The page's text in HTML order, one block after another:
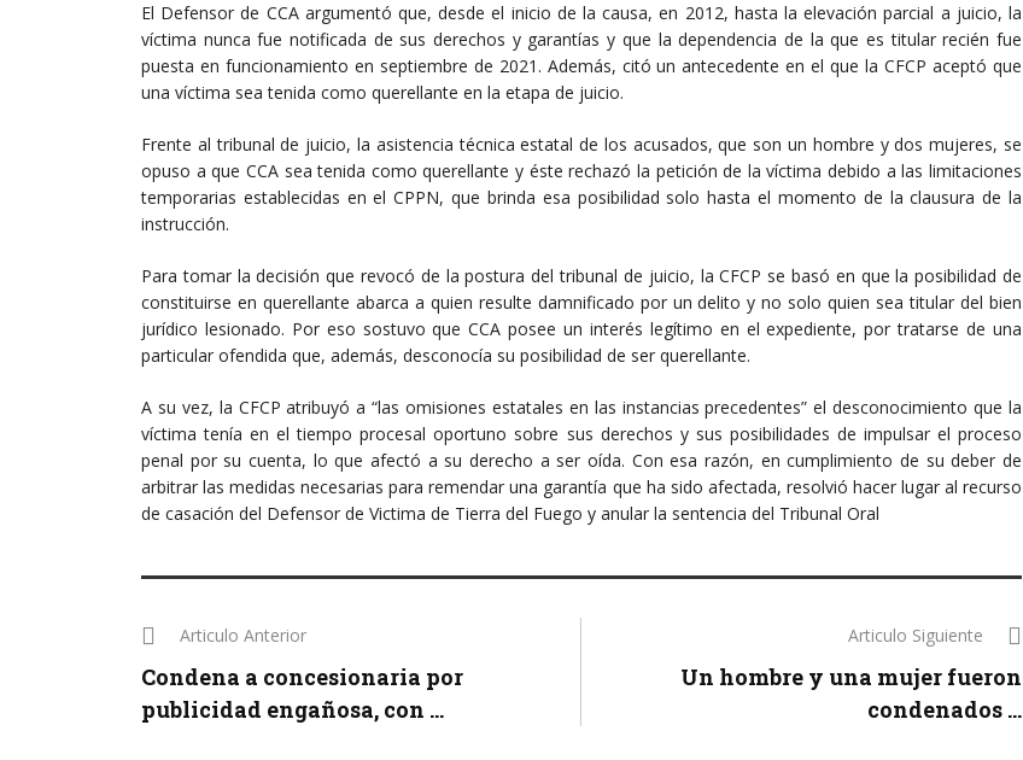
El Defensor de CCA argumentó que, desde el inicio de la causa, en 2012, hasta la elevación parcial a juicio, la
víctima nunca fue notificada de sus derechos y garantías y que la dependencia de la que es titular recién fue
puesta en funcionamiento en septiembre de 2021. Además, citó un antecedente en el que la CFCP aceptó que
una víctima sea tenida como querellante en la etapa de juicio.
Frente al tribunal de juicio, la asistencia técnica estatal de los acusados, que son un hombre y dos mujeres, se
opuso a que CCA sea tenida como querellante y éste rechazó la petición de la víctima debido a las limitaciones
temporarias establecidas en el CPPN, que brinda esa posibilidad solo hasta el momento de la clausura de la
instrucción.
Para tomar la decisión que revocó de la postura del tribunal de juicio, la CFCP se basó en que la posibilidad de
constituirse en querellante abarca a quien resulte damnificado por un delito y no solo quien sea titular del bien
jurídico lesionado. Por eso sostuvo que CCA posee un interés legítimo en el expediente, por tratarse de una
particular ofendida que, además, desconocía su posibilidad de ser querellante.
A su vez, la CFCP atribuyó a “las omisiones estatales en las instancias precedentes” el desconocimiento que la
víctima tenía en el tiempo procesal oportuno sobre sus derechos y sus posibilidades de impulsar el proceso
penal por su cuenta, lo que afectó a su derecho a ser oída. Con esa razón, en cumplimiento de su deber de
arbitrar las medidas necesarias para remendar una garantía que ha sido afectada, resolvió hacer lugar al recurso
de casación del Defensor de Victima de Tierra del Fuego y anular la sentencia del Tribunal Oral
Articulo Anterior
Condena a concesionaria por
publicidad engañosa, con ...
Articulo Siguiente
Un hombre y una mujer fueron
condenados ...